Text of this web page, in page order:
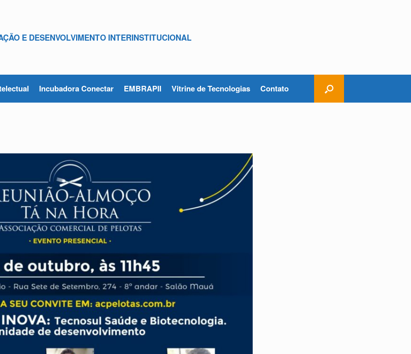
E DESENVOLVIMENTO INTERINSTITUCIONAL
Incubadora Conectar EMBRAPII Vitrine de Tecnologias Contato